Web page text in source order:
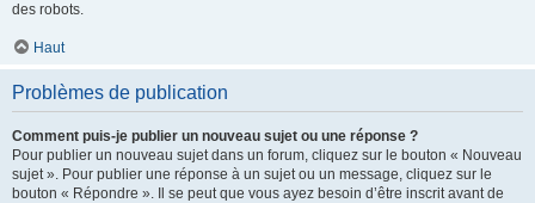
des robots.
Haut
Problèmes de publication
Comment puis-je publier un nouveau sujet ou une réponse ?
Pour publier un nouveau sujet dans un forum, cliquez sur le bouton « Nouveau
sujet ». Pour publier une réponse à un sujet ou un message, cliquez sur le
bouton « Répondre ». Il se peut que vous ayez besoin d’être inscrit avant de